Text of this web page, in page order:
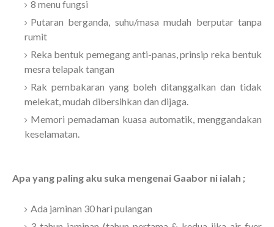
8 menu fungsi
Putaran berganda, suhu/masa mudah berputar tanpa
rumit
Reka bentuk pemegang anti-panas, prinsip reka bentuk
mesra telapak tangan
Rak pembakaran yang boleh ditanggalkan dan tidak
melekat, mudah dibersihkan dan dijaga.
Memori pemadaman kuasa automatik, menggandakan
keselamatan.
Apa yang paling aku suka mengenai Gaabor ni ialah ;
Ada jaminan 30 hari pulangan